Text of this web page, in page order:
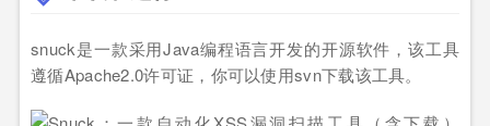
snuck是一款采用Java编程语言开发的开源软件，该工具
遵循Apache2.0许可证，你可以使用svn下载该工具。